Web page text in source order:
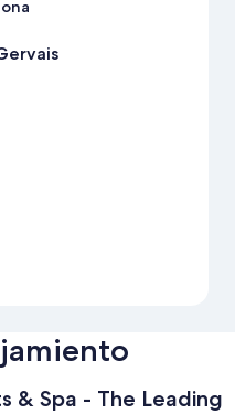
& Spa - The Leading